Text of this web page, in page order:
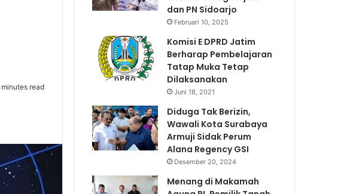
minutes read
dan PN Sidoarjo
Februari 10, 2025
Komisi E DPRD Jatim
Berharap Pembelajaran
Tatap Muka Tetap
Dilaksanakan
Juni 18, 2021
Diduga Tak Berizin,
Wawali Kota Surabaya
Armuji Sidak Perum
Alana Regency GSI
Desember 20, 2024
Menang di Makamah